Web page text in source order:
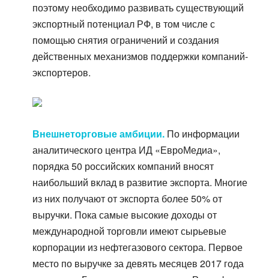
поэтому необходимо развивать существующий
экспортный потенциал РФ, в том числе с
помощью снятия ограничений и создания
действенных механизмов поддержки компаний-
экспортеров.
Внешнеторговые амбиции. По информации
аналитического центра ИД «ЕвроМедиа»,
порядка 50 российских компаний вносят
наибольший вклад в развитие экспорта. Многие
из них получают от экспорта более 50% от
выручки. Пока самые высокие доходы от
международной торговли имеют сырьевые
корпорации из нефтегазового сектора. Первое
место по выручке за девять месяцев 2017 года